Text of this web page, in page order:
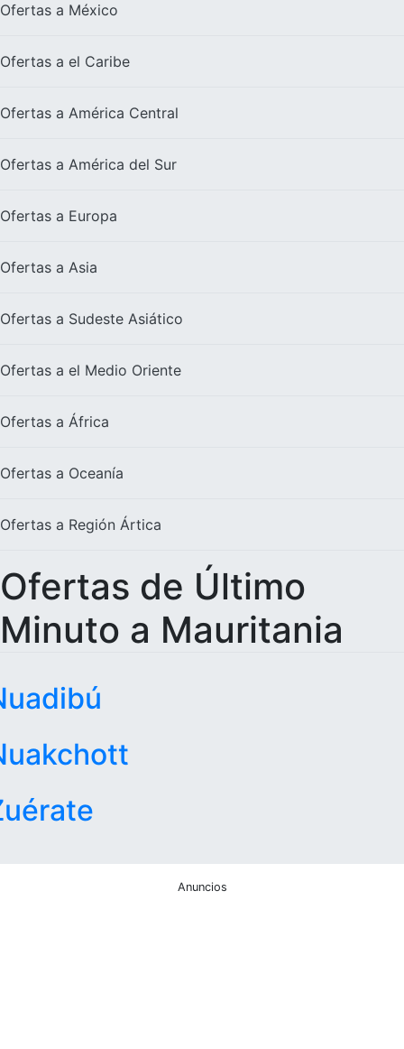
Ofertas a México
Ofertas a el Caribe
Ofertas a América Central
Ofertas a América del Sur
Ofertas a Europa
Ofertas a Asia
Ofertas a Sudeste Asiático
Ofertas a el Medio Oriente
Ofertas a África
Ofertas a Oceanía
Ofertas a Región Ártica
Ofertas de Último
Minuto a Mauritania
Anuncios